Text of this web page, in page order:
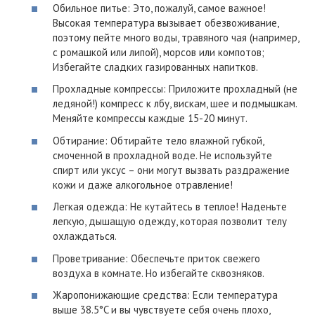
Обильное питье: Это, пожалуй, самое важное!
Высокая температура вызывает обезвоживание,
поэтому пейте много воды, травяного чая (например,
с ромашкой или липой), морсов или компотов;
Избегайте сладких газированных напитков.
Прохладные компрессы: Приложите прохладный (не
ледяной!) компресс к лбу, вискам, шее и подмышкам.
Меняйте компрессы каждые 15-20 минут.
Обтирание: Обтирайте тело влажной губкой,
смоченной в прохладной воде. Не используйте
спирт или уксус – они могут вызвать раздражение
кожи и даже алкогольное отравление!
Легкая одежда: Не кутайтесь в теплое! Наденьте
легкую, дышащую одежду, которая позволит телу
охлаждаться.
Проветривание: Обеспечьте приток свежего
воздуха в комнате. Но избегайте сквозняков.
Жаропонижающие средства: Если температура
выше 38.5°C и вы чувствуете себя очень плохо,